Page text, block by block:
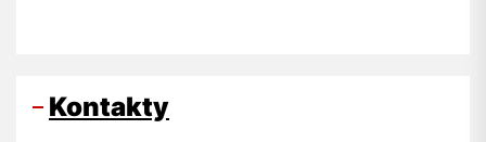
Kontakty